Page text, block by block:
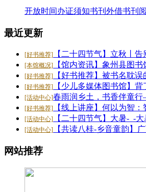
·【共读八桂-乡音童韵】广西桂林
26-07-20
·【二十四节气】大暑-_-大暑至-夏
26-07-20
开放时间办证须知书刊外借书刊
最近更新
[好书推荐] 【二十四节气】立秋丨告
[本馆概况] 【馆内资讯】象州县图书
[好书推荐] 【好书推荐】被书名耽误
[好书推荐] 【少儿多媒体图书馆】背
[活动中心]春雨润乡土，书香伴童
[好书推荐] 【线上讲座】何以为智：
[活动中心] 【二十四节气】大暑-_-
[活动中心] 【共读八桂-乡音童韵】
网站推荐